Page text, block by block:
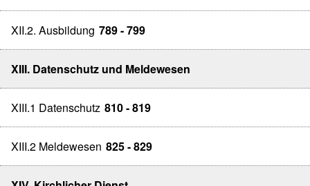
XII.2. Ausbildung 789 - 799
XIII. Datenschutz und Meldewesen
XIII.1 Datenschutz 810 - 819
XIII.2 Meldewesen 825 - 829